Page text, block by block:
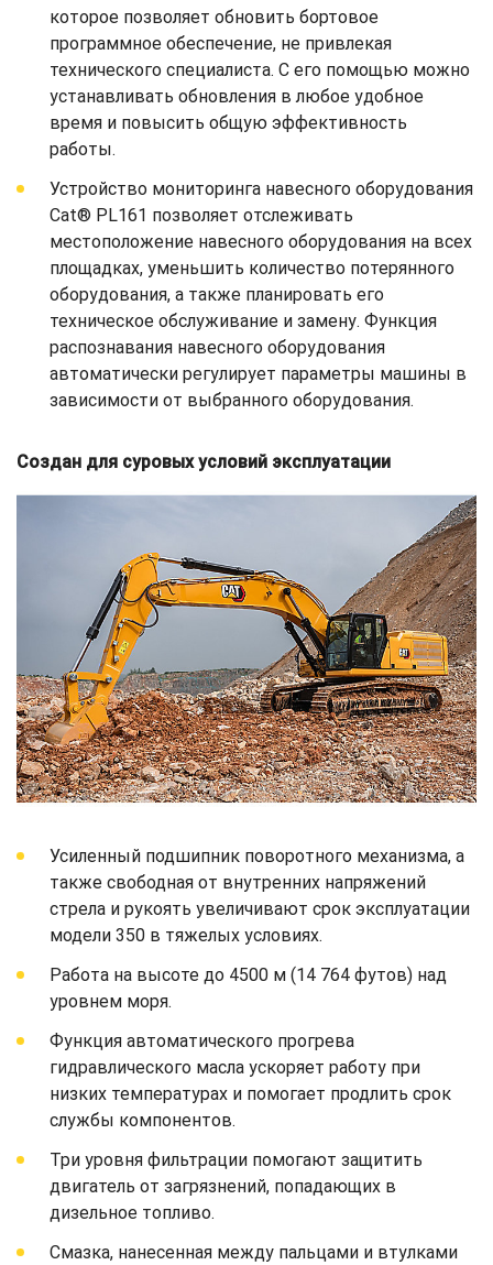
которое позволяет обновить бортовое
программное обеспечение, не привлекая
технического специалиста. С его помощью можно
устанавливать обновления в любое удобное
время и повысить общую эффективность
работы.
Устройство мониторинга навесного оборудования
Cat® PL161 позволяет отслеживать
местоположение навесного оборудования на всех
площадках, уменьшить количество потерянного
оборудования, а также планировать его
техническое обслуживание и замену. Функция
распознавания навесного оборудования
автоматически регулирует параметры машины в
зависимости от выбранного оборудования.
Создан для суровых условий эксплуатации
Усиленный подшипник поворотного механизма, а
также свободная от внутренних напряжений
стрела и рукоять увеличивают срок эксплуатации
модели 350 в тяжелых условиях.
Работа на высоте до 4500 м (14 764 футов) над
уровнем моря.
Функция автоматического прогрева
гидравлического масла ускоряет работу при
низких температурах и помогает продлить срок
службы компонентов.
Три уровня фильтрации помогают защитить
двигатель от загрязнений, попадающих в
дизельное топливо.
Смазка, нанесенная между пальцами и втулками